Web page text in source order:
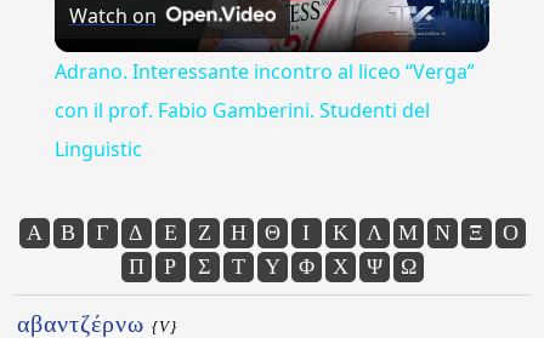
Video
Watch on
Adrano. Interessante incontro al liceo “Verga”
con il prof. Fabio Gamberini. Studenti del
Linguistic
Α Β Γ Δ Ε Ζ Η Θ Ι Κ Λ Μ Ν Ξ
Ο
Π
Ρ Σ Τ Υ Φ Χ Ψ Ω
αβαντζέρνω {V}